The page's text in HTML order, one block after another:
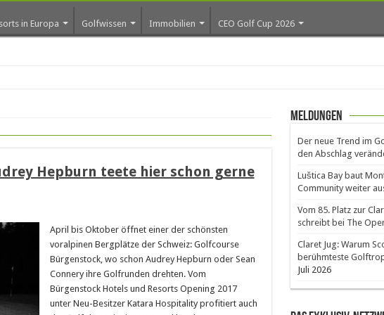
in Europa Golfwissen Immobilien CEO Golf Cup 2026
Hepburn teete hier schon gerne
April bis Oktober öffnet einer der schönsten
voralpinen Bergplätze der Schweiz: Golfcourse
Bürgenstock, wo schon Audrey Hepburn oder Sean
Connery ihre Golfrunden drehten. Vom
Bürgenstock Hotels und Resorts Opening 2017
unter Neu-Besitzer Katara Hospitality profitiert auch
Meldungen
Der neue Trend im
den Abschlag
Luštica Bay baut
Community weiter
Vom 85. Platz zur
schreibt bei The
Claret Jug: Warum
berühmteste
Juli 2026